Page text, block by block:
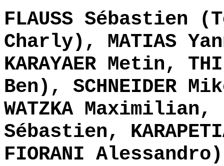
FLAUSS Sébastien
Charly), MATIAS
KARAYAER Metin,
Ben), SCHNEIDER
WATZKA
Sébastien,
FIORANI